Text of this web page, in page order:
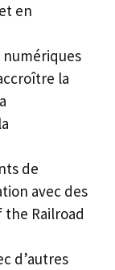
en
la
de
avec des
Railroad
d’autres